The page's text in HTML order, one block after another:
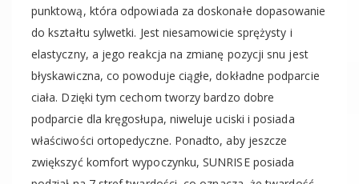
punktową, która odpowiada za doskonałe dopasowanie
do kształtu sylwetki. Jest niesamowicie sprężysty i
elastyczny, a jego reakcja na zmianę pozycji snu jest
błyskawiczna, co powoduje ciągłe, dokładne podparcie
ciała. Dzięki tym cechom tworzy bardzo dobre
podparcie dla kręgosłupa, niweluje uciski i posiada
właściwości ortopedyczne. Ponadto, aby jeszcze
zwiększyć komfort wypoczynku, SUNRISE posiada